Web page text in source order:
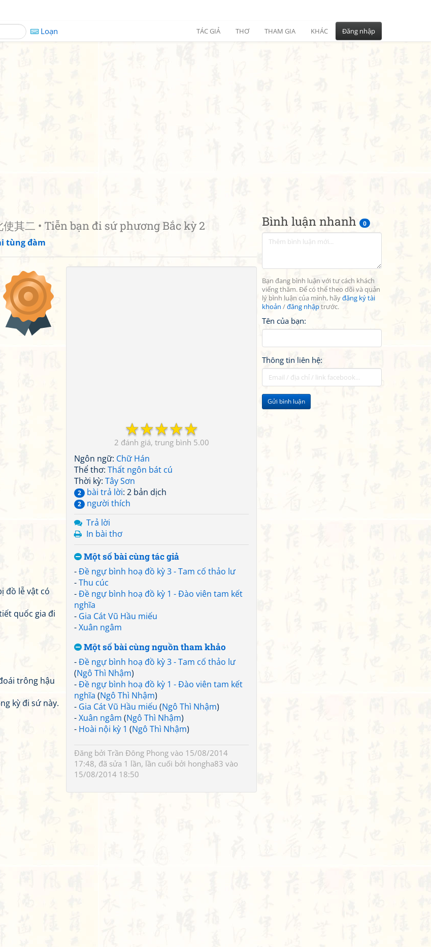
Loạn TÁC GIẢ THƠ THAM GIA KHÁC Đăng nhập
Bình luận nhanh 0
Bạn đang bình luận với tư cách khách
viếng thăm. Để có thể theo dõi và quản
lý bình luận của mình, hãyđăng ký tài
khoản /đăng nhậptrước.
Tên của bạn:
Thông tin liên hệ:
Gửi bình luận
使其二 • Tiễn bạn đi sứ phương Bắc kỳ 2
tùng đàm
☆
☆
☆
☆
☆
2 5.00
Ngôn ngữ: Chữ Hán
Thể thơ: Thất ngôn bát cú
Thời kỳ: Tây Sơn
2 bài trả lời: 2 bản dịch
2
người thích
Trả lời
In bài thơ
Một số bài cùng tác giả
-Đề ngự bình hoạ đồ kỳ 3 - Tam cố thảo lư
-Thu cúc
-Đề ngự bình hoạ đồ kỳ 1 - Đào viên tam kết
nghĩa
- Gia Cát Vũ Hầu miếu
-Xuân ngâm
Một số bài cùng nguồn tham khảo
-Đề ngự bình hoạ đồ kỳ 3 - Tam cố thảo lư
(Ngô Thì Nhậm)
-Đề ngự bình hoạ đồ kỳ 1 - Đào viên tam kết
nghĩa (Ngô Thì Nhậm)
- Gia Cát Vũ Hầu miếu (Ngô Thì Nhậm)
-Xuân ngâm (Ngô Thì Nhậm)
- Hoài nội kỳ 1 (Ngô Thì Nhậm)
Đăng bởi Trần Đông Phong vào 15/08/2014
17:48, đã sửa 1 lần, lần cuối bởi hongha83 vào
15/08/2014 18:50
đồ lễ vật có
quốc gia đi
trông hậu
kỳ đi sứ này.